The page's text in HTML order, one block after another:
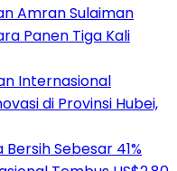
Amran Sulaiman
Panen Tiga Kali
Internasional
di Provinsi Hubei,
Sebesar 41%